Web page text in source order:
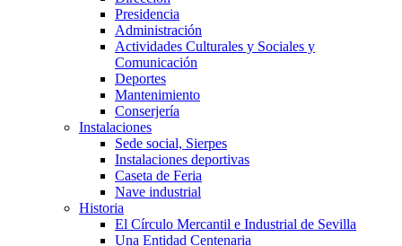
Presidencia
Administración
Actividades Culturales y Sociales y
Comunicación
Deportes
Mantenimiento
Conserjería
Instalaciones
Sede social, Sierpes
Instalaciones deportivas
Caseta de Feria
Nave industrial
Historia
El Círculo Mercantil e Industrial de Sevilla
Una Entidad Centenaria